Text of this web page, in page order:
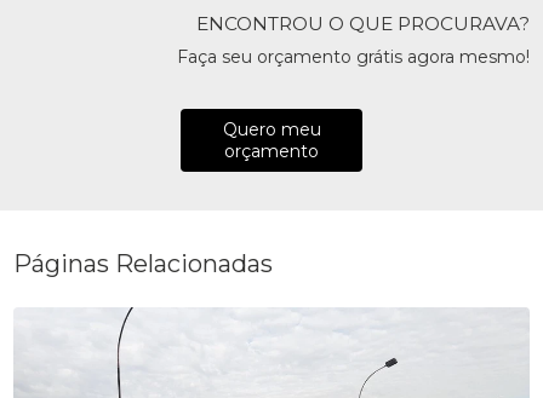
ENCONTROU O QUE PROCURAVA?
Faça seu orçamento grátis agora mesmo!
Quero meu
orçamento
Páginas Relacionadas